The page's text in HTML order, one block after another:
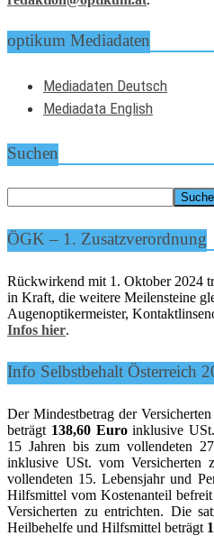
optikum Mediadaten
Mediadaten Deutsch
Mediadata English
Suchen
ÖGK – 1. Zusatzverordnung
Rückwirkend mit 1. Oktober 2024
in Kraft, die weitere Meilensteine
Augenoptikermeister,
Infos hier.
Info Selbstbehalt Österreich
Der Mindestbetrag der
beträgt 138,60 Euroinklusive
15 Jahren bis zum vollendeten
inklusive USt. vom Versicherten
vollendeten 15. Lebensjahr und
Hilfsmittel vom Kostenanteil
Versicherten zu entrichten. Die
Heilbehelfe und Hilfsmittel beträgt